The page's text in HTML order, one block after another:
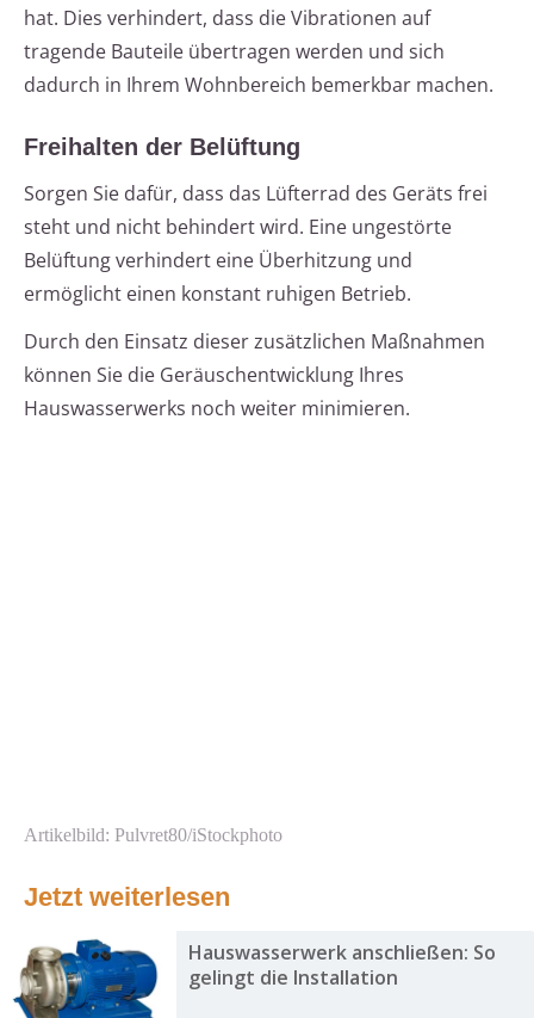
hat. Dies verhindert, dass die Vibrationen auf
tragende Bauteile übertragen werden und sich
dadurch in Ihrem Wohnbereich bemerkbar machen.
Freihalten der Belüftung
Sorgen Sie dafür, dass das Lüfterrad des Geräts frei
steht und nicht behindert wird. Eine ungestörte
Belüftung verhindert eine Überhitzung und
ermöglicht einen konstant ruhigen Betrieb.
Durch den Einsatz dieser zusätzlichen Maßnahmen
können Sie die Geräuschentwicklung Ihres
Hauswasserwerks noch weiter minimieren.
Artikelbild: Pulvret80/iStockphoto
Jetzt weiterlesen
Hauswasserwerk anschließen: So
gelingt die Installation